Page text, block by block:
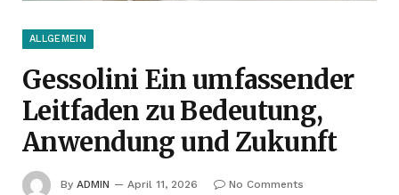
ALLGEMEIN
Gessolini Ein umfassender
Leitfaden zu Bedeutung,
Anwendung und Zukunft
By ADMIN April 11, 2026
No Comments